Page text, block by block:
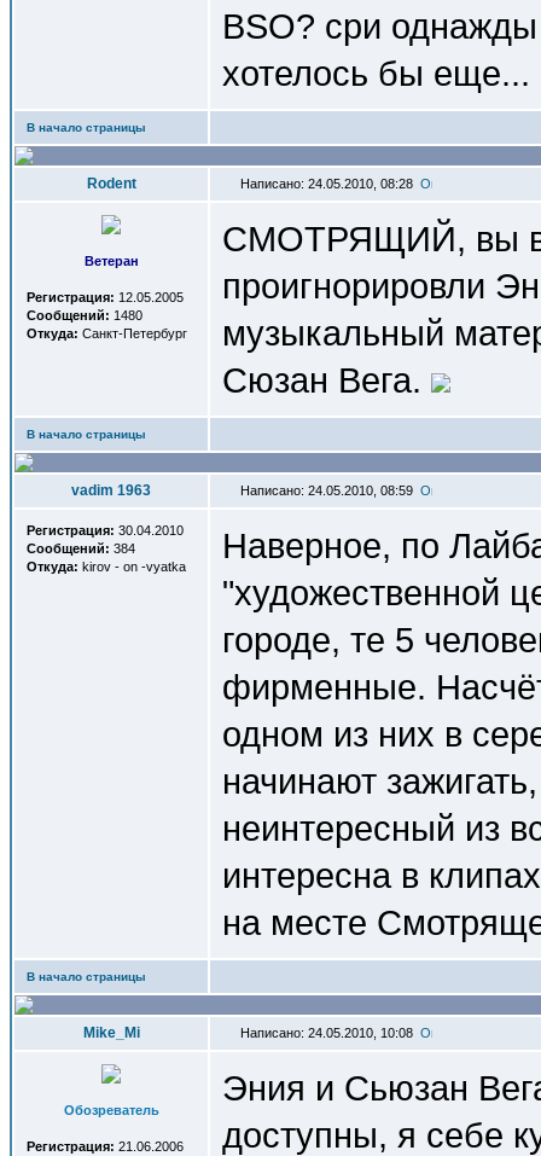
BSO? сри
хотелось бы еще...
В начало страницы
Rodent Написано: 24.05.2010, 08:28
Ветеран
Регистрация: 12.05.2005
Сообщений: 1480
Откуда: Санкт-Петербург
СМОТРЯЩИЙ, вы
проигнорировли
музыкальный
Сюзан Вега.
В начало страницы
vadim 1963 Написано: 24.05.2010, 08:59
Регистрация: 30.04.2010
Сообщений: 384
Откуда: kirov - on -vyatka
Наверное, по
"художественной
городе, те 5
фирменные.
одном из них в
начинают
неинтересный из
интересна в
на месте
В начало страницы
Mike_Mi Написано: 24.05.2010, 10:08
Обозреватель
Регистрация: 21.06.2006
Эния и Сьюзан
доступны, я себе